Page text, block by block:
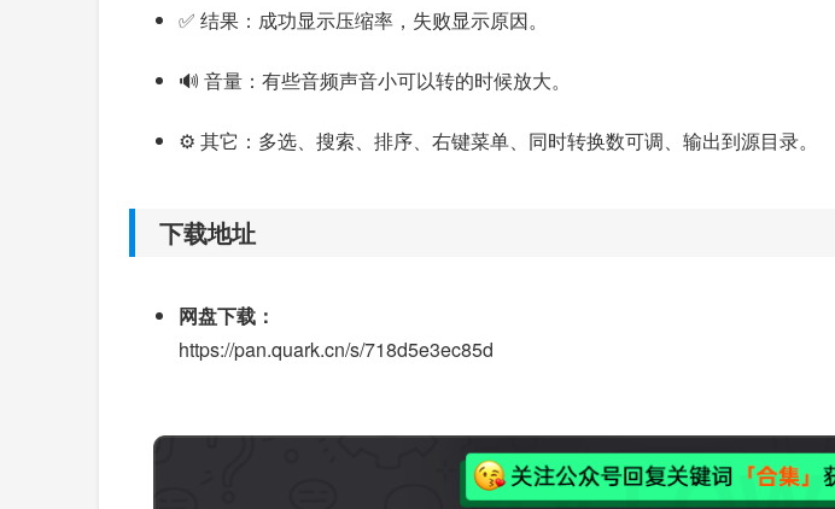
✅ 结果：成功显示压缩率，失败显示原因。
🔊 音量：有些音频声音小可以转的时候放大。
⚙️ 其它：多选、搜索、排序、右键菜单、同时转换数可调、输出到源目录。
下载地址
网盘下载：
https://pan.quark.cn/s/718d5e3ec85d